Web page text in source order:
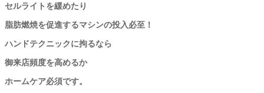
セルライトを緩めたり
脂肪燃焼を促進するマシンの投入必至！
ハンドテクニックに拘るなら
御来店頻度を高めるか
ホームケア必須です。